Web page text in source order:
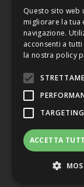
Capitale sociale di
delle Imprese di
iscritta al
2091710. È vietata
qualsiasi mezzo,
Copyright ©
Questo sito web
migliorare la tua
navigazione.
acconsenti a
la nostra policy
TARGETING
ACCETTA